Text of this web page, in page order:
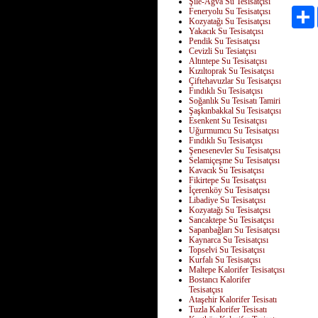
Feneryolu Su Tesisatçısı
Kozyatağı Su Tesisatçısı
Yakacık Su Tesisatçısı
Pendik Su Tesisatçısı
Cevizli Su Tesiatçısı
Altıntepe Su Tesisatçısı
Kızıltoprak Su Tesisatçısı
Çiftehavuzlar Su Tesisatçısı
Fındıklı Su Tesisatçısı
Soğanlık Su Tesisatı Tamiri
Şaşkınbakkal Su Tesisatçısı
Esenkent Su Tesisatçısı
Uğurmumcu Su Tesisatçısı
Fındıklı Su Tesisatçısı
Şenesenevler Su Tesisatçısı
Selamiçeşme Su Tesisatçısı
Kavacık Su Tesisatçısı
Fikirtepe Su Tesisatçısı
İçerenköy Su Tesisatçısı
Libadiye Su Tesisatçısı
Kozyatağı Su Tesisatçısı
Sancaktepe Su Tesisatçısı
Sapanbağları Su Tesisatçısı
Kaynarca Su Tesisatçısı
Topselvi Su Tesisatçısı
Kurfalı Su Tesisatçısı
Maltepe Kalorifer Tesisatçısı
Bostancı Kalorifer
Tesisatçısı
Ataşehir Kalorifer Tesisatı
Tuzla Kalorifer Tesisatı